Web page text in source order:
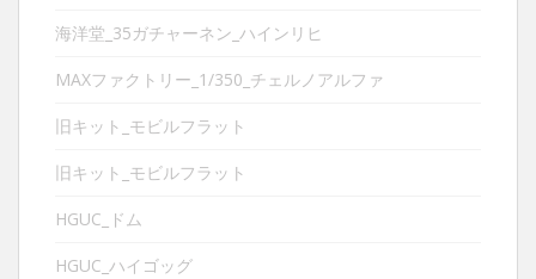
海洋堂_35ガチャーネン_ハインリヒ
MAXファクトリー_1/350_チェルノアルファ
旧キット_モビルフラット
旧キット_モビルフラット
HGUC_ドム
HGUC_ハイゴッグ